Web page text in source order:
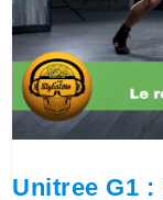
Unitree G1